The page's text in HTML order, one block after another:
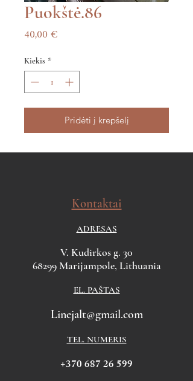
Puokštė.86
40,00 €
Kiekis *
Pridėti į krepšelį
Kontaktai
ADRESAS
V. Kudirkos g. 30
68299 Marijampole, Lithuania
EL. PAŠTAS
Linejalt@gmail.com
TEL. NUMERIS
+370 687 26 599